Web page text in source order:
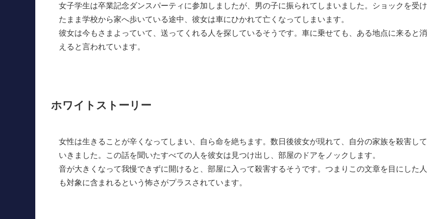
女子学生は卒業記念ダンスパーティに参加しましたが、男の子に振られてしまいました。ショックを受け
たまま学校から家へ歩いている途中、彼女は車にひかれて亡くなってしまいます。
彼女は今もさまよっていて、送ってくれる人を探しているそうです。車に乗せても、ある地点に来ると消
えると言われています。
ホワイトストーリー
女性は生きることが辛くなってしまい、自ら命を絶ちます。数日後彼女が現れて、自分の家族を殺害して
いきました。この話を聞いたすべての人を彼女は見つけ出し、部屋のドアをノックします。
音が大きくなって我慢できずに開けると、部屋に入って殺害するそうです。つまりこの文章を目にした人
も対象に含まれるという怖さがプラスされています。